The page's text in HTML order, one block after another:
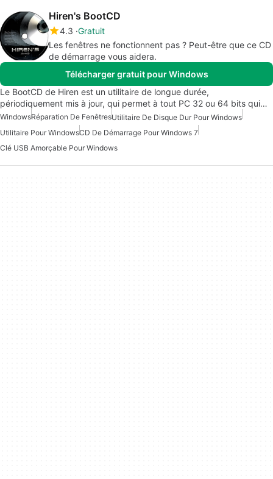
Hiren's BootCD
4.3 Gratuit
Les fenêtres ne fonctionnent pas ? Peut-être que ce CD
de démarrage vous aidera.
Télécharger gratuit pour Windows
Le BootCD de Hiren est un utilitaire de longue durée,
périodiquement mis à jour, qui permet à tout PC 32 ou 64 bits qui…
WindowsRéparation De FenêtresUtilitaire De Disque Dur Pour Windows
Utilitaire Pour WindowsCD De Démarrage Pour Windows 7
Clé USB Amorçable Pour Windows